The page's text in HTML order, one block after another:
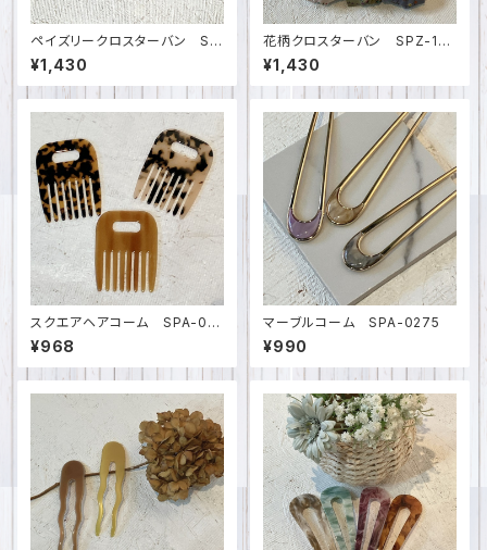
ペイズリークロスターバン SP
Z-1700
¥1,430
花柄クロスターバン SPZ-16
96
¥1,430
スクエアヘアコーム SPA-02
77
¥968
マーブルコーム SPA-0275
¥990